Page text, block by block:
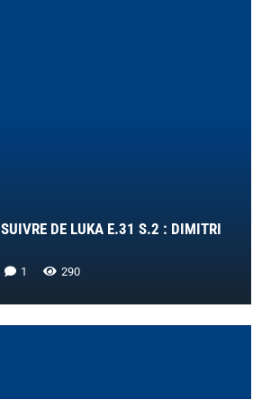
SUIVRE DE LUKA E.31 S.2 : DIMITRI
1 Commentaire
290